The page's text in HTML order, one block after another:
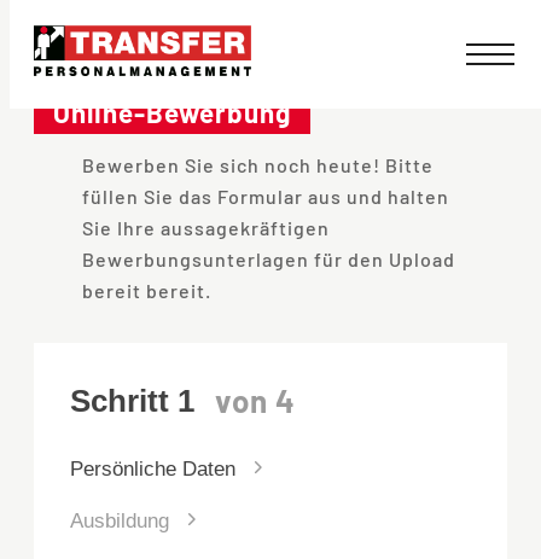
Direkt
zum
Inhalt
wechseln
Online-Bewerbung
Bewerben Sie sich noch heute! Bitte
füllen Sie das Formular aus und halten
Sie Ihre aussagekräftigen
Bewerbungsunterlagen für den Upload
bereit bereit.
Persönliche Daten
Ausbildung